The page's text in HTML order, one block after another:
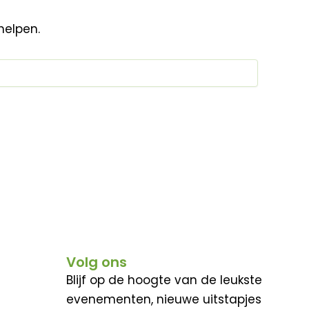
Volg ons
Blijf op de hoogte van de leukste
evenementen, nieuwe uitstapjes